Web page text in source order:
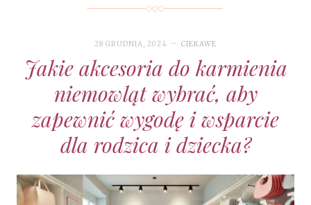
28 GRUDNIA, 2024 CIEKAWE
Jakie akcesoria do karmienia
niemowląt wybrać, aby
zapewnić wygodę i wsparcie
dla rodzica i dziecka?